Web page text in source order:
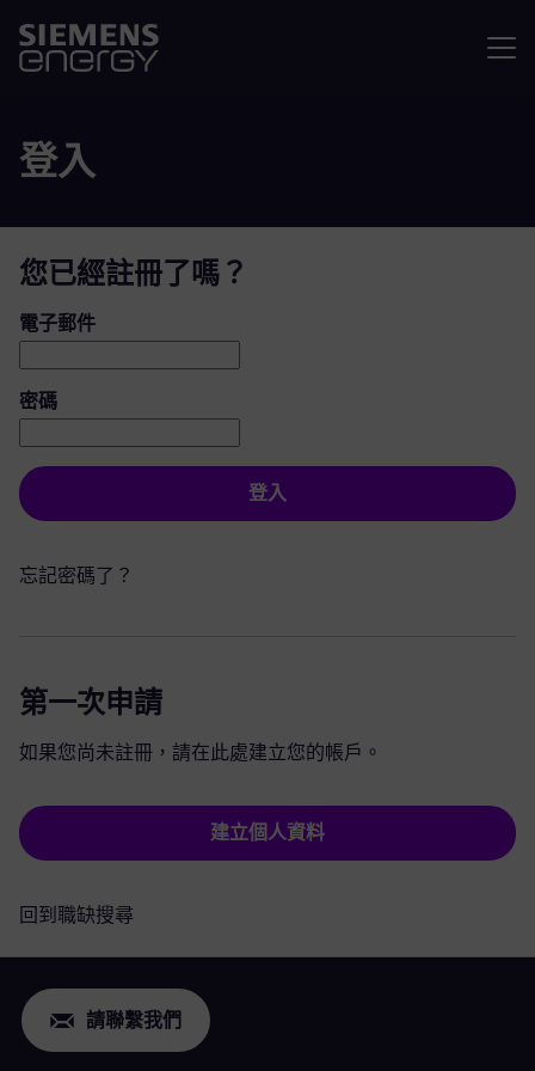
登入
您已經註冊了嗎？
登入：使用者和密碼
電子郵件
密碼
登入
忘記密碼了？
第一次申請
如果您尚未註冊，請在此處建立您的帳戶。
建立個人資料
回到職缺搜尋
請聯繫我們